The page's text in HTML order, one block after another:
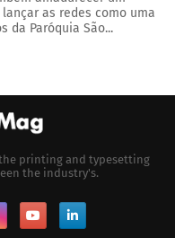
as redes como uma
da Paróquia São...
printing and typesetting
the industry's.